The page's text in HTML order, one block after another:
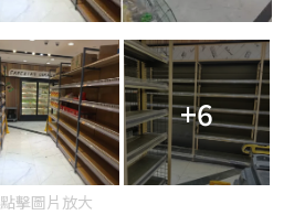
+6
點擊圖片放大